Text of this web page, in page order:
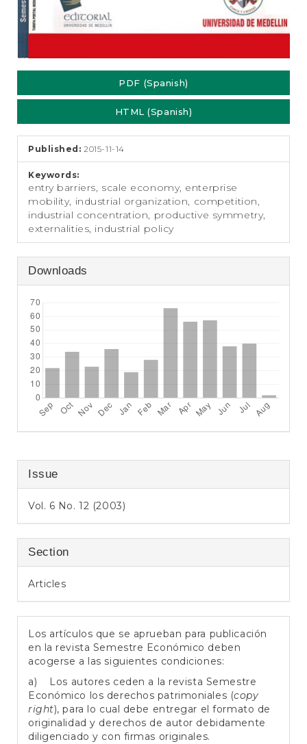
PDF (Spanish)
HTML (Spanish)
Published:2015-11-14
Keywords:
entry barriers, scale economy, enterprise
mobility, industrial organization, competition,
industrial concentration, productive symmetry,
externalities, industrial policy
Downloads
Issue
Vol. 6 No. 12 (2003)
Section
Articles
Los artículos que se aprueban para publicación
en la revista Semestre Económico deben
acogerse a las siguientes condiciones:
a) Los autores ceden a la revista Semestre
Económico los derechos patrimoniales (copy
right), para lo cual debe entregar el formato de
originalidad y derechos de autor debidamente
diligenciado y con firmas originales.